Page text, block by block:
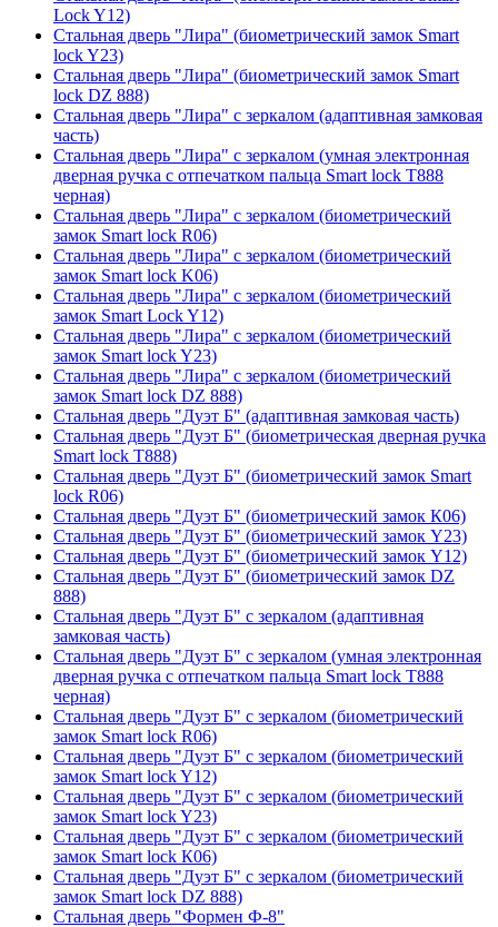
Lock Y12)
Стальная дверь "Лира" (биометрический замок Smart
lock Y23)
Стальная дверь "Лира" (биометрический замок Smart
lock DZ 888)
Стальная дверь "Лира" с зеркалом (адаптивная замковая
часть)
Стальная дверь "Лира" с зеркалом (умная электронная
дверная ручка с отпечатком пальца Smart lock T888
черная)
Стальная дверь "Лира" с зеркалом (биометрический
замок Smart lock R06)
Стальная дверь "Лира" с зеркалом (биометрический
замок Smart lock K06)
Стальная дверь "Лира" с зеркалом (биометрический
замок Smart Lock Y12)
Стальная дверь "Лира" с зеркалом (биометрический
замок Smart lock Y23)
Стальная дверь "Лира" с зеркалом (биометрический
замок Smart lock DZ 888)
Стальная дверь "Дуэт Б" (адаптивная замковая часть)
Стальная дверь "Дуэт Б" (биометрическая дверная ручка
Smart lock T888)
Стальная дверь "Дуэт Б" (биометрический замок Smart
lock R06)
Стальная дверь "Дуэт Б" (биометрический замок К06)
Стальная дверь "Дуэт Б" (биометрический замок Y23)
Стальная дверь "Дуэт Б" (биометрический замок Y12)
Стальная дверь "Дуэт Б" (биометрический замок DZ
888)
Стальная дверь "Дуэт Б" с зеркалом (адаптивная
замковая часть)
Стальная дверь "Дуэт Б" с зеркалом (умная электронная
дверная ручка с отпечатком пальца Smart lock T888
черная)
Стальная дверь "Дуэт Б" с зеркалом (биометрический
замок Smart lock R06)
Стальная дверь "Дуэт Б" с зеркалом (биометрический
замок Smart lock Y12)
Стальная дверь "Дуэт Б" с зеркалом (биометрический
замок Smart lock Y23)
Стальная дверь "Дуэт Б" с зеркалом (биометрический
замок Smart lock К06)
Стальная дверь "Дуэт Б" с зеркалом (биометрический
замок Smart lock DZ 888)
Стальная дверь "Формен Ф-8"